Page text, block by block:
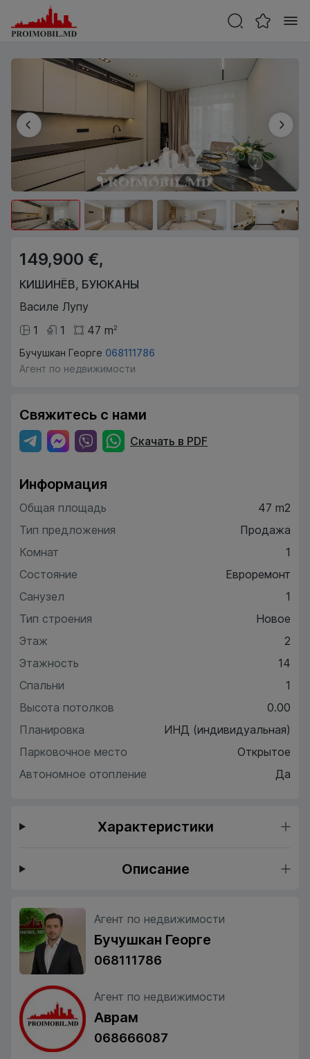
149,900 €,
КИШИНЁВ, БУЮКАНЫ
Василе Лупу
1
1 47 m2
Бучушкан Георге 068111786
Агент по недвижимости
Свяжитесь с нами
Скачать в PDF
Информация
Общая площадь
47 m2
Тип предложения
Продажа
Комнат
1
Состояние
Евроремонт
Санузел
1
Тип строения
Новое
Этаж
2
Этажность
14
Спальни
1
Высота потолков
0.00
Планировка
ИНД (индивидуальная)
Парковочное место
Открытое
Автономное отопление
Да
Характеристики
Описание
Агент по недвижимости
Бучушкан Георге
068111786
Агент по недвижимости
Аврам
068666087